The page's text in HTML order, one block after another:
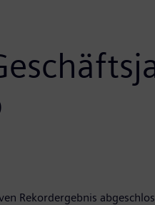
Rekordergebnis